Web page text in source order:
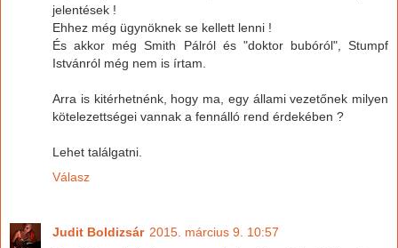
jelentések !
Ehhez még ügynöknek se kellett lenni !
És akkor még Smith Pálról és "doktor bubóról", Stumpf
Istvánról még nem is írtam.
Arra is kitérhetnénk, hogy ma, egy állami vezetőnek milyen
kötelezettségei vannak a fennálló rend érdekében ?
Lehet találgatni.
Válasz
Judit Boldizsár 2015. március 9. 10:57